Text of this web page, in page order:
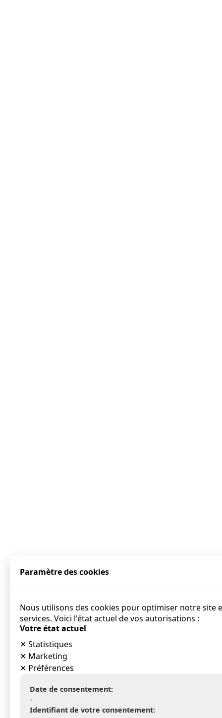
Paramètre des cookies
Nous utilisons des cookies pour optimiser notre site
services. Voici l'état actuel de vos autorisations :
Votre état actuel
✕ Statistiques
✕ Marketing
✕ Préférences
Date de consentement:
-
Identifiant de votre consentement: